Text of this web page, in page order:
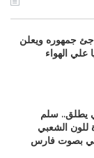
جمهوره ويعلن
علي الهواء
يطلق.. سلم
للون الشعبي
بصوت فارس